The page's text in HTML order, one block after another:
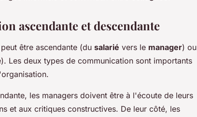
ascendante et descendante
être ascendante (du salarié vers le manager) ou
Les deux types de communication sont importants
les managers doivent être à l'écoute de leurs
et aux critiques constructives. De leur côté, les